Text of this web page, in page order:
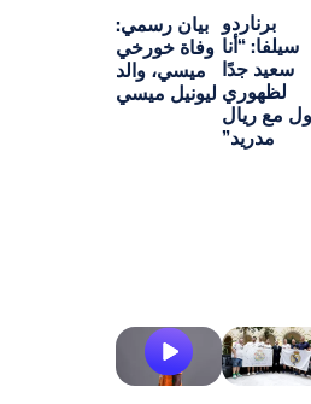
بيان رسمي:
وفاة خورخي
ميسي، والد
ليونيل ميسي